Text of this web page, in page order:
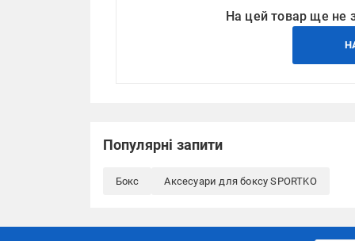
На цей товар ще не
Популярні запити
Бокс Аксесуари для боксу SPORTKO